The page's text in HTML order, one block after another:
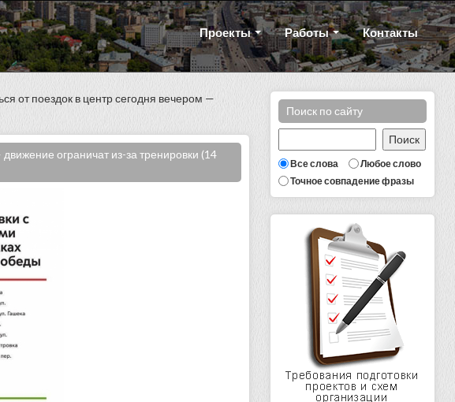
Проекты Работы Контакты
Поиск по сайту
Все слова
Любое слово
Точное совпадение фразы
от поездок в центр сегодня вечером —
ограничат из-за тренировки (14